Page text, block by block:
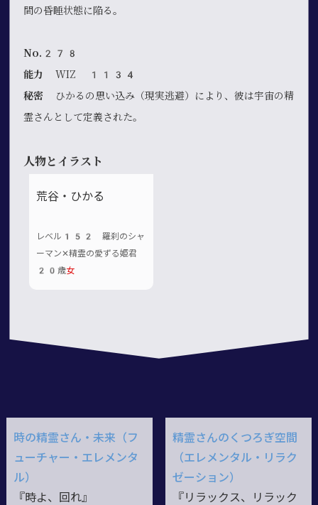
間の昏睡状態に陥る。
No.278
能力WIZ 1134
秘密 ひかるの思い込み（現実逃避）により、彼は宇宙の精
霊さんとして定義された。
人物とイラスト
荒谷・ひかる
レベル152 羅刹のシャ
ーマン✕精霊の愛ずる姫君
20歳女
時の精霊さん・未来（フ
ューチャー・エレメンタ
ル）
『時よ、回れ』
精霊さんのくつろぎ空間
（エレメンタル・リラク
ゼーション）
『リラックス、リラック